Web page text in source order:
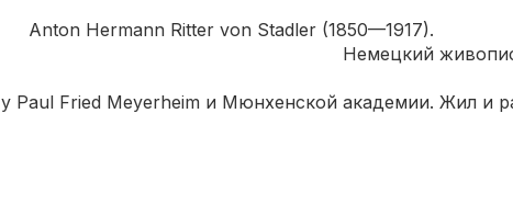
Anton Hermann Ritter von
Немецкий
Учился в
у Paul Fried Meyerheim и Мюнхенской академии. Жил и